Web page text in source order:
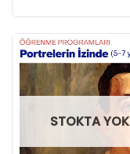
STOKTA YOK